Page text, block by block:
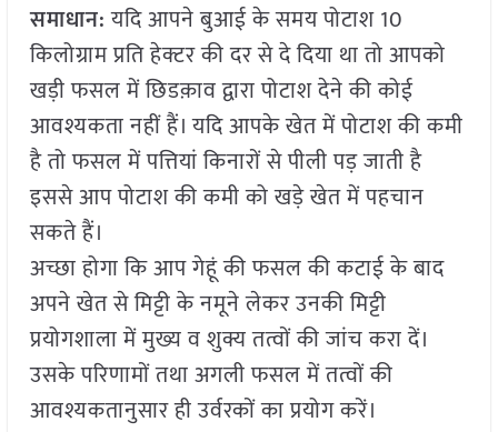
समाधान:यदि आपने बुआई के समय पोटाश 10
किलोग्राम प्रति हेक्टर की दर से दे दिया था तो आपको
खड़ी फसल में छिडक़ाव द्वारा पोटाश देने की कोई
आवश्यकता नहीं हैं। यदि आपके खेत में पोटाश की कमी
है तो फसल में पत्तियां किनारों से पीली पड़ जाती है
इससे आप पोटाश की कमी को खड़े खेत में पहचान
सकते हैं।
अच्छा होगा कि आप गेहूं की फसल की कटाई के बाद
अपने खेत से मिट्टी के नमूने लेकर उनकी मिट्टी
प्रयोगशाला में मुख्य व शुक्य तत्वों की जांच करा दें।
उसके परिणामों तथा अगली फसल में तत्वों की
आवश्यकतानुसार ही उर्वरकों का प्रयोग करें।